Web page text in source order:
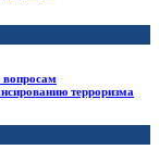
вопросам
терроризма